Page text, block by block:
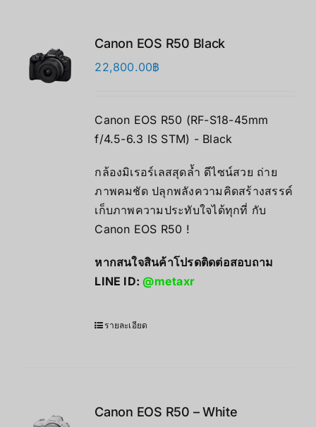
Canon EOS R50 Black
22,800.00฿
Canon EOS R50 (RF-S18-45mm
f/4.5-6.3 IS STM) - Black
กล้องมิเรอร์เลสสุดล้ำ ดีไซน์สวย ถ่าย
ภาพคมชัด ปลุกพลังความคิดสร้างสรรค์
เก็บภาพความประทับใจได้ทุกที่ กับ
Canon EOS R50 !
หากสนใจสินค้าโปรดติดต่อสอบถาม
LINE ID:@metaxr
รายละเอียด
Canon EOS R50 – White